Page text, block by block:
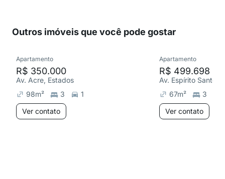
Outros imóveis que você pode gostar
Apartamento
R$ 350.000
Av. Acre, Estados
98m² 3
1
Ver contato
Apartamento
R$ 499.698
Av. Espírito Santo,
67m² 3
Ver contato